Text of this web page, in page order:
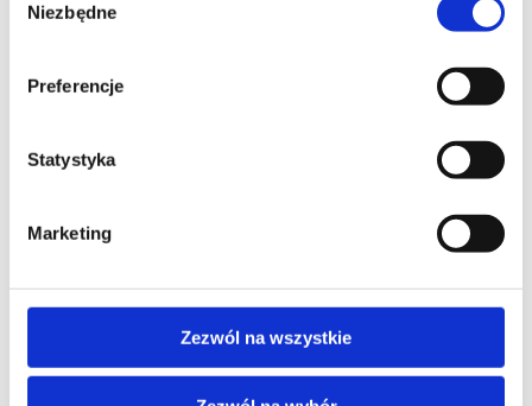
zgody
Niezbędne
Preferencje
Statystyka
Marketing
Zezwól na wszystkie
Skontaktuj się z naszym doradcą